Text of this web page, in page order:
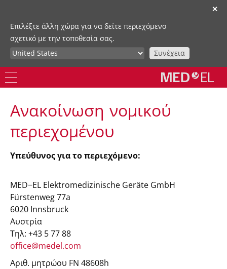
✕
Επιλέξτε άλλη χώρα για να δείτε περιεχόμενο
σχετικό με την τοποθεσία σας.
Συνέχεια
Ανακοίνωση νομικού
περιεχομένου
Υπεύθυνος για το περιεχόμενο:
MED−EL Elektromedizinische Geräte GmbH
Fürstenweg 77a
6020 Innsbruck
Αυστρία
Τηλ: +43 5 77 88
office@medel.com
Αριθ. μητρώου FN 48608h